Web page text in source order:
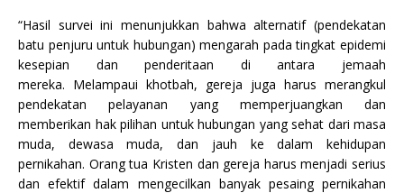
“Hasil survei ini menunjukkan bahwa alternatif (pendekatan
batu penjuru untuk hubungan) mengarah pada tingkat epidemi
kesepian dan penderitaan di antara jemaah
mereka. Melampaui khotbah, gereja juga harus merangkul
pendekatan pelayanan yang memperjuangkan dan
memberikan hak pilihan untuk hubungan yang sehat dari masa
muda, dewasa muda, dan jauh ke dalam kehidupan
pernikahan. Orang tua Kristen dan gereja harus menjadi serius
dan efektif dalam mengecilkan banyak pesaing pernikahan